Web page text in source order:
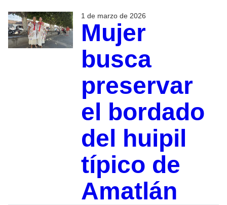
1 de marzo de 2026
Mujer
busca
preservar
el bordado
del huipil
típico de
Amatlán